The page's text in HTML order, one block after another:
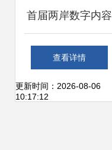
首届两岸数字内容
大赛UI设计组获奖
名单揭晓，数字内
查看详情
更新时间：2026-08-06
10:17:12